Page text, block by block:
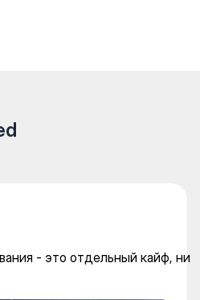
— Gym
- это отдельный кайф, ни